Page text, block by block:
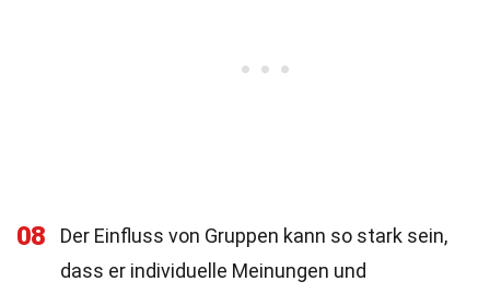
08
Der Einfluss von Gruppen kann so stark sein,
dass er individuelle Meinungen und